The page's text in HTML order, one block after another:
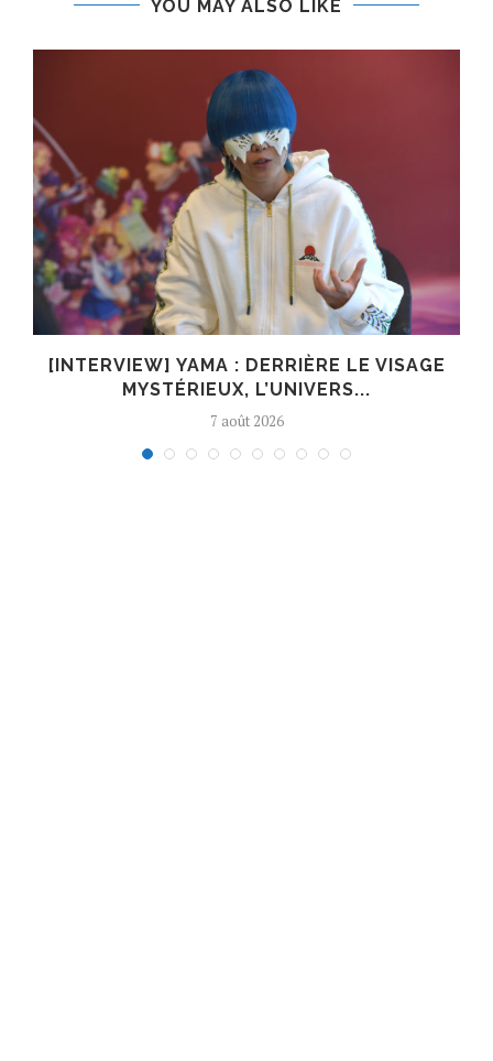
YOU MAY ALSO LIKE
[INTERVIEW] YAMA : DERRIÈRE LE VISAGE
MYSTÉRIEUX, L’UNIVERS...
7 août 2026